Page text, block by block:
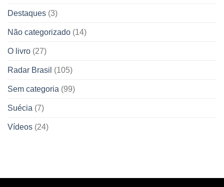
Destaques (3)
Não categorizado (14)
O livro (27)
Radar Brasil (105)
Sem categoria (99)
Suécia (7)
Vídeos (24)